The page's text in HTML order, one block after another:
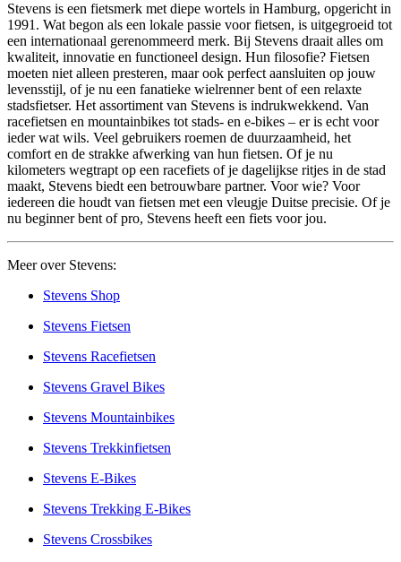
Stevens is een fietsmerk met diepe wortels in Hamburg, opgericht in
1991. Wat begon als een lokale passie voor fietsen, is uitgegroeid tot
een internationaal gerenommeerd merk. Bij Stevens draait alles om
kwaliteit, innovatie en functioneel design. Hun filosofie? Fietsen
moeten niet alleen presteren, maar ook perfect aansluiten op jouw
levensstijl, of je nu een fanatieke wielrenner bent of een relaxte
stadsfietser. Het assortiment van Stevens is indrukwekkend. Van
racefietsen en mountainbikes tot stads- en e-bikes – er is echt voor
ieder wat wils. Veel gebruikers roemen de duurzaamheid, het
comfort en de strakke afwerking van hun fietsen. Of je nu
kilometers wegtrapt op een racefiets of je dagelijkse ritjes in de stad
maakt, Stevens biedt een betrouwbare partner. Voor wie? Voor
iedereen die houdt van fietsen met een vleugje Duitse precisie. Of je
nu beginner bent of pro, Stevens heeft een fiets voor jou.
Meer over Stevens:
Stevens Shop
Stevens Fietsen
Stevens Racefietsen
Stevens Gravel Bikes
Stevens Mountainbikes
Stevens Trekkinfietsen
Stevens E-Bikes
Stevens Trekking E-Bikes
Stevens Crossbikes